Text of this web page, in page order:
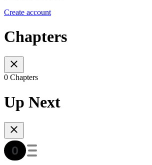
Create account
Chapters
0 Chapters
Up Next